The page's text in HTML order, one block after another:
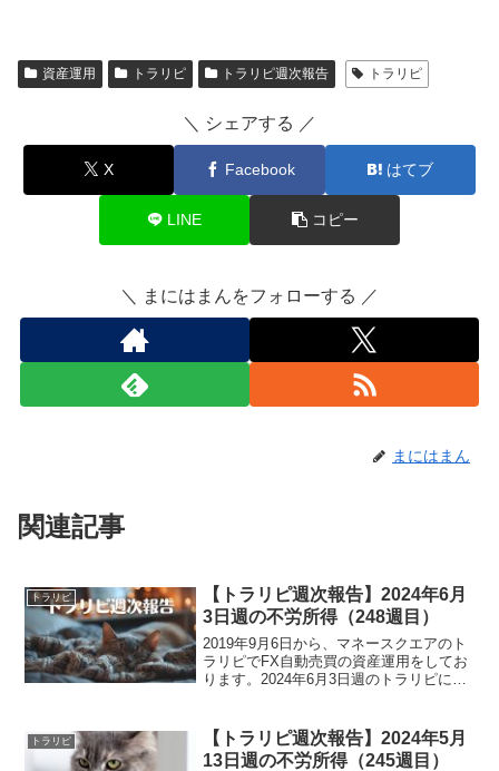
資産運用 トラリピ トラリピ週次報告 トラリピ
＼ シェアする ／
X Facebook はてブ
LINE コピー
＼ まにはまんをフォローする ／
まにはまん
関連記事
トラリピ
【トラリピ週次報告】2024年6月
3日週の不労所得（248週目）
2019年9月6日から、マネースクエアのト
ラリピでFX自動売買の資産運用をしてお
ります。2024年6月3日週のトラリピによ
は、30,794円でございました。トラリ
ピ...
トラリピ
【トラリピ週次報告】2024年5月
13日週の不労所得（245週目）